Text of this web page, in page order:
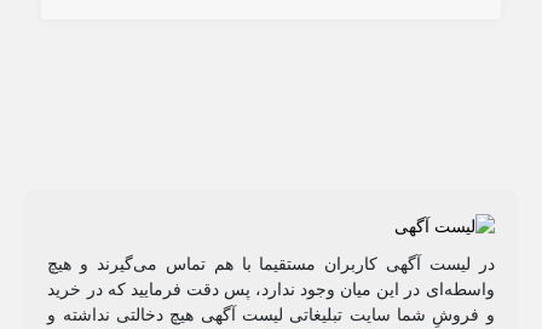
در لیست آگهی کاربران مستقیما با هم تماس می‌گیرند و هیچ
واسطه‌ای در این میان وجود ندارد، پس دقت فرمایید که در خرید
و فروشِ شما سایت تبلیغاتی لیست آگهی هیچ دخالتی نداشته و